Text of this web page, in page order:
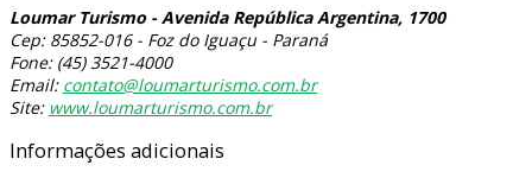
Loumar Turismo - Avenida República Argentina, 1700
Cep: 85852-016 - Foz do Iguaçu - Paraná
Fone: (45) 3521-4000
Email: contato@loumarturismo.com.br
Site: www.loumarturismo.com.br
Informações adicionais